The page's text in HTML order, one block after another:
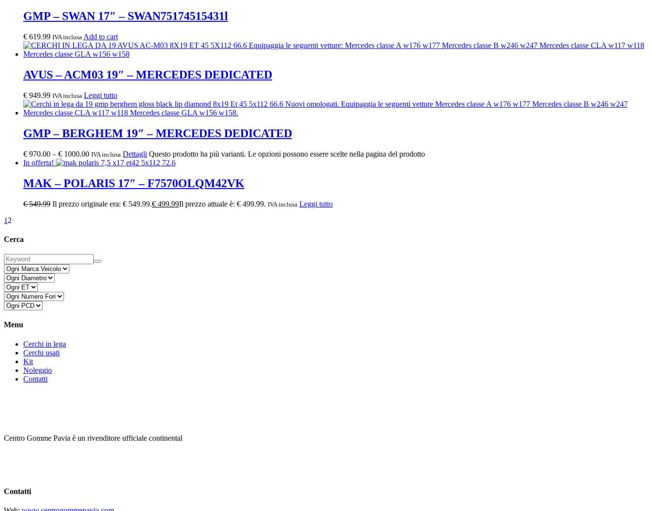
GMP – SWAN 17″ – SWAN75174515431l
€ 619.99 IVA inclusa Add to cart
AVUS – ACM03 19″ – MERCEDES DEDICATED
€ 949.99 IVA inclusa Leggi tutto
GMP – BERGHEM 19″ – MERCEDES DEDICATED
€ 970.00 – € 1000.00 IVA inclusa Dettagli Questo prodotto ha più varianti. Le opzioni possono essere scelte nella pagina del prodotto
In offerta!
MAK – POLARIS 17″ – F7570OLQM42VK
€549.99 Il prezzo originale era: € 549.99.€ 499.99Il prezzo attuale è: € 499.99. IVA inclusa Leggi tutto
1 2
Cerca
Menu
Cerchi in lega
Cerchi usati
Kit
Noleggio
Contatti
Centro Gomme Pavia è un rivenditore ufficiale continental
Contatti